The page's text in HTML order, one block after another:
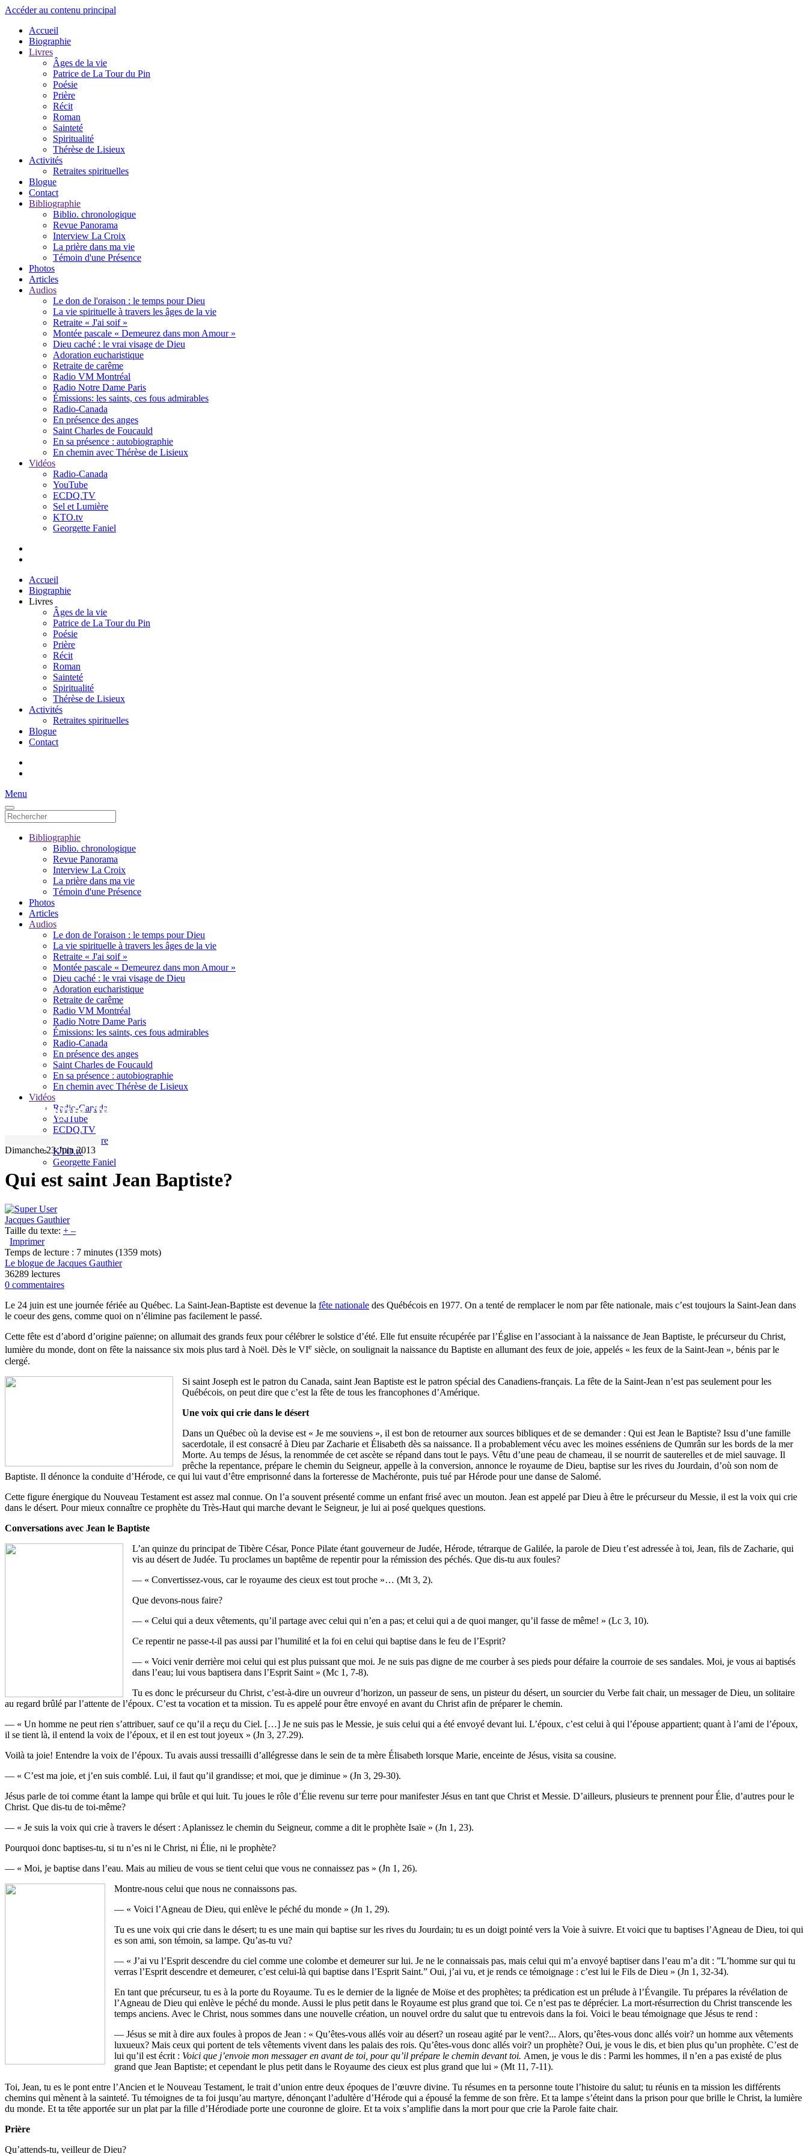
Accéder au contenu principal
Accueil
Biographie
Livres
Âges de la vie
Patrice de La Tour du Pin
Poésie
Prière
Récit
Roman
Sainteté
Spiritualité
Thérèse de Lisieux
Activités
Retraites spirituelles
Blogue
Contact
Bibliographie
Biblio. chronologique
Revue Panorama
Interview La Croix
La prière dans ma vie
Témoin d'une Présence
Photos
Articles
Audios
Le don de l'oraison : le temps pour Dieu
La vie spirituelle à travers les âges de la vie
Retraite « J'ai soif »
Montée pascale « Demeurez dans mon Amour »
Dieu caché : le vrai visage de Dieu
Adoration eucharistique
Retraite de carême
Radio VM Montréal
Radio Notre Dame Paris
Émissions: les saints, ces fous admirables
Radio-Canada
En présence des anges
Saint Charles de Foucauld
En sa présence : autobiographie
En chemin avec Thérèse de Lisieux
Vidéos
Radio-Canada
YouTube
ECDQ.TV
Sel et Lumière
KTO.tv
Georgette Faniel
Accueil
Biographie
Livres
Âges de la vie
Patrice de La Tour du Pin
Poésie
Prière
Récit
Roman
Sainteté
Spiritualité
Thérèse de Lisieux
Activités
Retraites spirituelles
Blogue
Contact
Menu
Bibliographie
Biblio. chronologique
Revue Panorama
Interview La Croix
La prière dans ma vie
Témoin d'une Présence
Photos
Articles
Audios
Le don de l'oraison : le temps pour Dieu
La vie spirituelle à travers les âges de la vie
Retraite « J'ai soif »
Montée pascale « Demeurez dans mon Amour »
Dieu caché : le vrai visage de Dieu
Adoration eucharistique
Retraite de carême
Radio VM Montréal
Radio Notre Dame Paris
Émissions: les saints, ces fous admirables
Radio-Canada
En présence des anges
Saint Charles de Foucauld
En sa présence : autobiographie
En chemin avec Thérèse de Lisieux
Vidéos
Radio-Canada
YouTube
ECDQ.TV
Sel et Lumière
KTO.tv
Georgette Faniel
Le blogue de Jacques Gauthier
Dimanche 23 Juin 2013
Qui est saint Jean Baptiste?
Jacques Gauthier
Taille du texte: + –
Imprimer
Temps de lecture : 7 minutes (1359 mots)
Le blogue de Jacques Gauthier
36289 lectures
0 commentaires
Le 24 juin est une journée fériée au Québec. La Saint-Jean-Baptiste est devenue la fête nationale des Québécois en 1977. On a tenté de remplacer le nom par fête nationale, mais c’est toujours la Saint-Jean dans
le coeur des gens, comme quoi on n’élimine pas facilement le passé.
Cette fête est d’abord d’origine païenne; on allumait des grands feux pour célébrer le solstice d’été. Elle fut ensuite récupérée par l’Église en l’associant à la naissance de Jean Baptiste, le précurseur du Christ,
lumière du monde, dont on fête la naissance six mois plus tard à Noël. Dès le VIe siècle, on soulignait la naissance du Baptiste en allumant des feux de joie, appelés « les feux de la Saint-Jean », bénis par le
clergé.
Si saint Joseph est le patron du Canada, saint Jean Baptiste est le patron spécial des Canadiens-français. La fête de la Saint-Jean n’est pas seulement pour les
Québécois, on peut dire que c’est la fête de tous les francophones d’Amérique.
Une voix qui crie dans le désert
Dans un Québec où la devise est « Je me souviens », il est bon de retourner aux sources bibliques et de se demander : Qui est Jean le Baptiste? Issu d’une famille
sacerdotale, il est consacré à Dieu par Zacharie et Élisabeth dès sa naissance. Il a probablement vécu avec les moines esséniens de Qumrân sur les bords de la mer
Morte. Au temps de Jésus, la renommée de cet ascète se répand dans tout le pays. Vêtu d’une peau de chameau, il se nourrit de sauterelles et de miel sauvage. Il
prêche la repentance, prépare le chemin du Seigneur, appelle à la conversion, annonce le royaume de Dieu, baptise sur les rives du Jourdain, d’où son nom de
Baptiste. Il dénonce la conduite d’Hérode, ce qui lui vaut d’être emprisonné dans la forteresse de Machéronte, puis tué par Hérode pour une danse de Salomé.
Cette figure énergique du Nouveau Testament est assez mal connue. On l’a souvent présenté comme un enfant frisé avec un mouton. Jean est appelé par Dieu à être le précurseur du Messie, il est la voix qui crie
dans le désert. Pour mieux connaître ce prophète du Très-Haut qui marche devant le Seigneur, je lui ai posé quelques questions.
Conversations avec Jean le Baptiste
L’an quinze du principat de Tibère César, Ponce Pilate étant gouverneur de Judée, Hérode, tétrarque de Galilée, la parole de Dieu t’est adressée à toi, Jean, fils de Zacharie, qui
vis au désert de Judée. Tu proclames un baptême de repentir pour la rémission des péchés. Que dis-tu aux foules?
— « Convertissez-vous, car le royaume des cieux est tout proche »… (Mt 3, 2).
Que devons-nous faire?
— « Celui qui a deux vêtements, qu’il partage avec celui qui n’en a pas; et celui qui a de quoi manger, qu’il fasse de même! » (Lc 3, 10).
Ce repentir ne passe-t-il pas aussi par l’humilité et la foi en celui qui baptise dans le feu de l’Esprit?
— « Voici venir derrière moi celui qui est plus puissant que moi. Je ne suis pas digne de me courber à ses pieds pour défaire la courroie de ses sandales. Moi, je vous ai baptisés
dans l’eau; lui vous baptisera dans l’Esprit Saint » (Mc 1, 7-8).
Tu es donc le précurseur du Christ, c’est-à-dire un ouvreur d’horizon, un passeur de sens, un pisteur du désert, un sourcier du Verbe fait chair, un messager de Dieu, un solitaire
au regard brûlé par l’attente de l’époux. C’est ta vocation et ta mission. Tu es appelé pour être envoyé en avant du Christ afin de préparer le chemin.
— « Un homme ne peut rien s’attribuer, sauf ce qu’il a reçu du Ciel. […] Je ne suis pas le Messie, je suis celui qui a été envoyé devant lui. L’époux, c’est celui à qui l’épouse appartient; quant à l’ami de l’époux,
il se tient là, il entend la voix de l’époux, et il en est tout joyeux » (Jn 3, 27.29).
Voilà ta joie! Entendre la voix de l’époux. Tu avais aussi tressailli d’allégresse dans le sein de ta mère Élisabeth lorsque Marie, enceinte de Jésus, visita sa cousine.
— « C’est ma joie, et j’en suis comblé. Lui, il faut qu’il grandisse; et moi, que je diminue » (Jn 3, 29-30).
Jésus parle de toi comme étant la lampe qui brûle et qui luit. Tu joues le rôle d’Élie revenu sur terre pour manifester Jésus en tant que Christ et Messie. D’ailleurs, plusieurs te prennent pour Élie, d’autres pour le
Christ. Que dis-tu de toi-même?
— « Je suis la voix qui crie à travers le désert : Aplanissez le chemin du Seigneur, comme a dit le prophète Isaïe » (Jn 1, 23).
Pourquoi donc baptises-tu, si tu n’es ni le Christ, ni Élie, ni le prophète?
— « Moi, je baptise dans l’eau. Mais au milieu de vous se tient celui que vous ne connaissez pas » (Jn 1, 26).
Montre-nous celui que nous ne connaissons pas.
— « Voici l’Agneau de Dieu, qui enlève le péché du monde » (Jn 1, 29).
Tu es une voix qui crie dans le désert; tu es une main qui baptise sur les rives du Jourdain; tu es un doigt pointé vers la Voie à suivre. Et voici que tu baptises l’Agneau de Dieu, toi qui
es son ami, son témoin, sa lampe. Qu’as-tu vu?
— « J’ai vu l’Esprit descendre du ciel comme une colombe et demeurer sur lui. Je ne le connaissais pas, mais celui qui m’a envoyé baptiser dans l’eau m’a dit : ”L’homme sur qui tu
verras l’Esprit descendre et demeurer, c’est celui-là qui baptise dans l’Esprit Saint.” Oui, j’ai vu, et je rends ce témoignage : c’est lui le Fils de Dieu » (Jn 1, 32-34).
En tant que précurseur, tu es à la porte du Royaume. Tu es le dernier de la lignée de Moïse et des prophètes; ta prédication est un prélude à l’Évangile. Tu prépares la révélation de
l’Agneau de Dieu qui enlève le péché du monde. Aussi le plus petit dans le Royaume est plus grand que toi. Ce n’est pas te déprécier. La mort-résurrection du Christ transcende les
temps anciens. Avec le Christ, nous sommes dans une nouvelle création, un nouvel ordre du salut que tu entrevois dans la foi. Voici le beau témoignage que Jésus te rend :
— Jésus se mit à dire aux foules à propos de Jean : « Qu’êtes-vous allés voir au désert? un roseau agité par le vent?... Alors, qu’êtes-vous donc allés voir? un homme aux vêtements
luxueux? Mais ceux qui portent de tels vêtements vivent dans les palais des rois. Qu’êtes-vous donc allés voir? un prophète? Oui, je vous le dis, et bien plus qu’un prophète. C’est de
lui qu’il est écrit : Voici que j’envoie mon messager en avant de toi, pour qu’il prépare le chemin devant toi. Amen, je vous le dis : Parmi les hommes, il n’en a pas existé de plus
grand que Jean Baptiste; et cependant le plus petit dans le Royaume des cieux est plus grand que lui » (Mt 11, 7-11).
Toi, Jean, tu es le pont entre l’Ancien et le Nouveau Testament, le trait d’union entre deux époques de l’œuvre divine. Tu résumes en ta personne toute l’histoire du salut; tu réunis en ta mission les différents
chemins qui mènent à la sainteté. Tu témoignes de ta foi jusqu’au martyre, dénonçant l’adultère d’Hérode qui a épousé la femme de son frère. Et ta lampe s’éteint dans la prison pour que brille le Christ, la lumière
du monde. Et ta tête apportée sur un plat par la fille d’Hérodiade porte une couronne de gloire. Et ta voix s’amplifie dans la mort pour que crie la Parole faite chair.
Prière
Qu’attends-tu, veilleur de Dieu?